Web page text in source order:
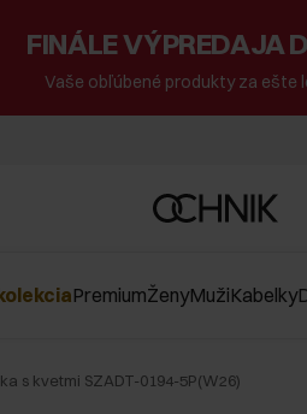
FINÁLE VÝPREDAJA
Vaše obľúbené produkty za ešte
PremiumŽenyMužiKabelky
s kvetmi SZADT-0194-5P(W26)